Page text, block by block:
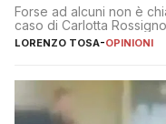
Forse ad alcuni non è
caso di Carlotta
LORENZO TOSA-OPINIONI